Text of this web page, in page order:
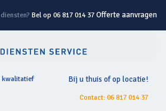
Bel op 06 817 014 37 Offerte aanvragen
Bij u thuis of op locatie!
Contact: 06 817 014 37
kwalitatief